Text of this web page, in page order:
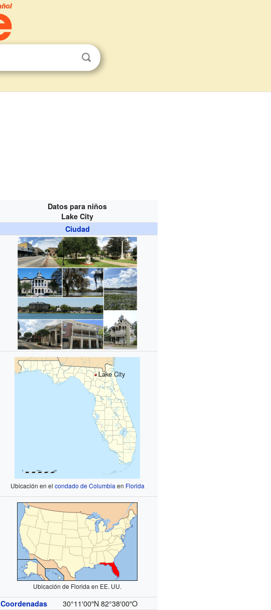
Datos para niños
Lake City
Ciudad
Lake City
Ubicación en el condado de Columbia en Florida
Ubicación de Florida en EE. UU.
Coordenadas 30°11′00″N 82°38′00″O